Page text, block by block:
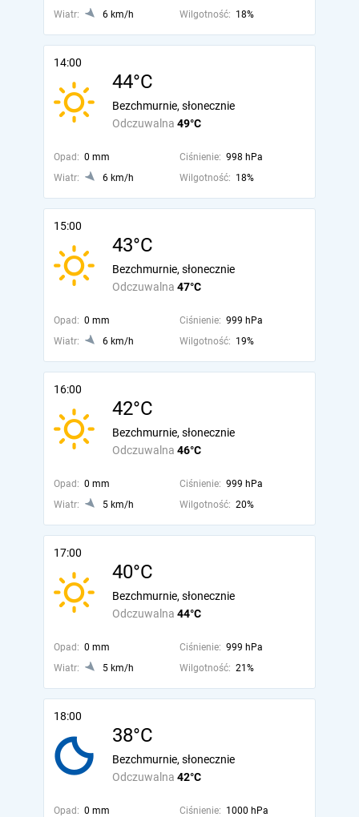
Wiatr:
6 km/h Wilgotność: 18%
14:00
44°C
Odczuwalna 49°C
Bezchmurnie, słonecznie
Opad: 0 mm Ciśnienie: 998 hPa
Wiatr:
6 km/h Wilgotność: 18%
15:00
43°C
Odczuwalna 47°C
Bezchmurnie, słonecznie
Opad: 0 mm Ciśnienie: 999 hPa
Wiatr:
6 km/h Wilgotność: 19%
16:00
42°C
Odczuwalna 46°C
Bezchmurnie, słonecznie
Opad: 0 mm Ciśnienie: 999 hPa
Wiatr:
5 km/h Wilgotność: 20%
17:00
40°C
Odczuwalna 44°C
Bezchmurnie, słonecznie
Opad: 0 mm Ciśnienie: 999 hPa
Wiatr:
5 km/h Wilgotność: 21%
18:00
38°C
Odczuwalna 42°C
Bezchmurnie, słonecznie
Opad: 0 mm Ciśnienie: 1000 hPa